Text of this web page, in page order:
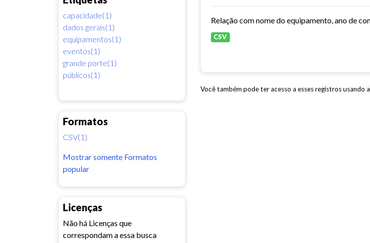
capacidade(1)
dados gerais(1)
equipamentos(1)
eventos(1)
grande porte(1)
públicos(1)
Formatos
CSV(1)
Mostrar somente Formatos
popular
Licenças
Não há Licenças que
correspondam a essa busca
CSV
Você também pode ter acesso a esses registros usando a